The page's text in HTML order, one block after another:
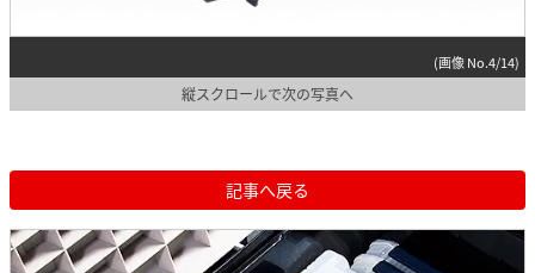
(画像 No.4/14)
縦スクロールで次の写真へ
記事へ戻る